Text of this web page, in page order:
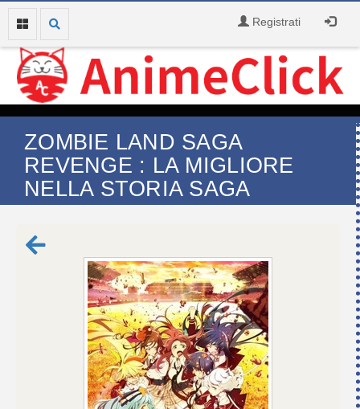
Registrati
ZOMBIE LAND SAGA
REVENGE : LA MIGLIORE
NELLA STORIA SAGA